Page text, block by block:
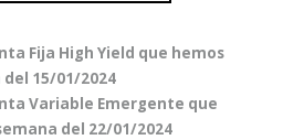
Fija High Yield que hemos
15/01/2024
Variable Emergente que
del 22/01/2024